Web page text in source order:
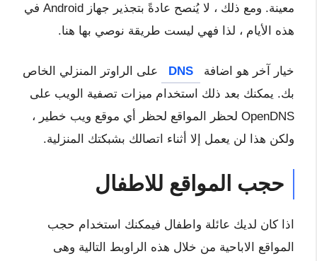
معينة. ومع ذلك ، لا يُنصح عادةً بتجذير جهاز Android في
هذه الأيام ، لذا فهي ليست طريقة نوصي بها هنا.
خيار آخر هو اضافة DNS
على الراوتر المنزلي الخاص
بك. يمكنك بعد ذلك استخدام ميزات تصفية الويب على
OpenDNS لحظر المواقع لحظر أي موقع ويب خطير ،
ولكن هذا لن يعمل إلا أثناء اتصالك بشبكتك المنزلية.
حجب المواقع للاطفال
اذا كان لديك عائلة واطفال فيمكنك استخدام حجب
المواقع الاباحية من خلال هذه الراوبط التالية وهى